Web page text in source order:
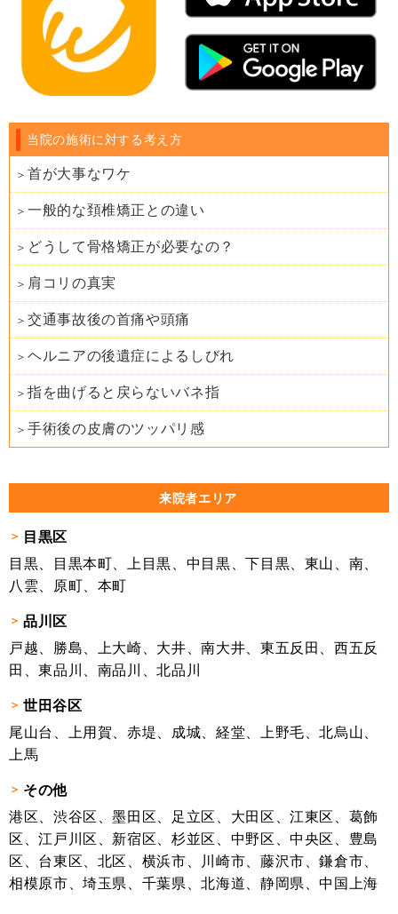
当院の施術に対する考え方
首が大事なワケ
一般的な頚椎矯正との違い
どうして骨格矯正が必要なの？
肩コリの真実
交通事故後の首痛や頭痛
ヘルニアの後遺症によるしびれ
指を曲げると戻らないバネ指
手術後の皮膚のツッパリ感
来院者エリア
目黒区
目黒、目黒本町、上目黒、中目黒、下目黒、東山、南、
八雲、原町、本町
品川区
戸越、勝島、上大崎、大井、南大井、東五反田、西五反
田、東品川、南品川、北品川
世田谷区
尾山台、上用賀、赤堤、成城、経堂、上野毛、北烏山、
上馬
その他
港区、渋谷区、墨田区、足立区、大田区、江東区、葛飾
区、江戸川区、新宿区、杉並区、中野区、中央区、豊島
区、台東区、北区、横浜市、川崎市、藤沢市、鎌倉市、
相模原市、埼玉県、千葉県、北海道、静岡県、中国上海